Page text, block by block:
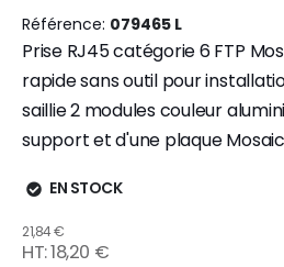
Référence 079465 L
Prise RJ45 catégorie 6 FTP
rapide sans outil pour
saillie 2 modules couleur
support et d'une plaque Mosaic
EN STOCK
21,84 €
18,20 €